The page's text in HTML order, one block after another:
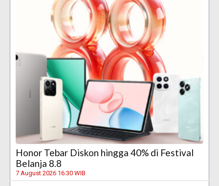
Honor Tebar Diskon hingga 40% di Festival
Belanja 8.8
7 August 2026 16:30 WIB